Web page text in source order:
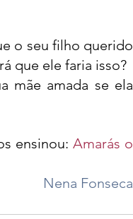
o seu filho querido
que ele faria isso?
mãe amada se ela
ensinou: Amarás o
Nena Fonseca